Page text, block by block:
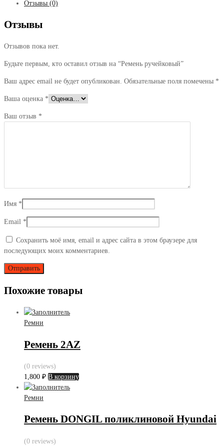
Отзывы (0)
Отзывы
Отзывов пока нет.
Будьте первым, кто оставил отзыв на “Ремень ручейковый”
Ваш адрес email не будет опубликован. Обязательные поля помечены *
Ваша оценка *
Ваш отзыв *
Имя *
Email *
Сохранить моё имя, email и адрес сайта в этом браузере для
последующих моих комментариев.
Похожие товары
Ремни
Ремень 2AZ
(0 reviews)
1,800 ₽ В корзину
Ремни
Ремень DONGIL поликлиновой Hyundai
(0 reviews)